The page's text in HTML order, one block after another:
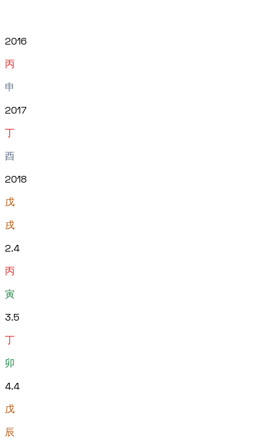
2016
丙
申
2017
丁
酉
2018
戊
戌
2.4
丙
寅
3.5
丁
卯
4.4
戊
辰